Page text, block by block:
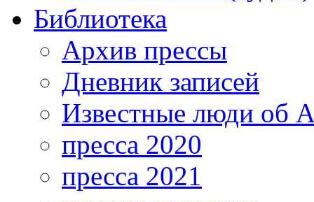
Библиотека
Архив прессы
Дневник записей
Известные люди об
пресса 2020
пресса 2021